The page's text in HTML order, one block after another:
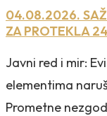
04.08.2026.
ZA PROTEKLA
Javni red i mir:
elementima
Prometne